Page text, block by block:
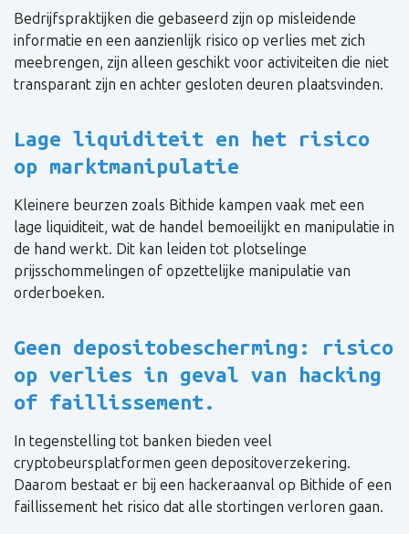
Bedrijfspraktijken die gebaseerd zijn op misleidende
informatie en een aanzienlijk risico op verlies met zich
meebrengen, zijn alleen geschikt voor activiteiten die niet
transparant zijn en achter gesloten deuren plaatsvinden.
Lage liquiditeit en het risico
op marktmanipulatie
Kleinere beurzen zoals Bithide kampen vaak met een
lage liquiditeit, wat de handel bemoeilijkt en manipulatie in
de hand werkt. Dit kan leiden tot plotselinge
prijsschommelingen of opzettelijke manipulatie van
orderboeken.
Geen depositobescherming: risico
op verlies in geval van hacking
of faillissement.
In tegenstelling tot banken bieden veel
cryptobeursplatformen geen depositoverzekering.
Daarom bestaat er bij een hackeraanval op Bithide of een
faillissement het risico dat alle stortingen verloren gaan.